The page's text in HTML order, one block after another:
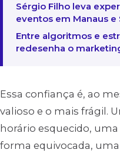
Sérgio Filho leva
eventos em Manaus e
Entre algoritmos e
redesenha o
Essa confiança é, ao
valioso e o mais frágil.
horário esquecido,
forma equivocada,